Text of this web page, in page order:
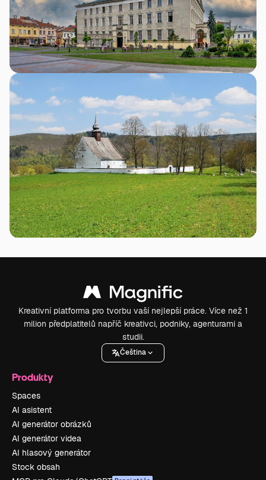
Kreativní platforma pro tvorbu vaší nejlepší práce. Více než 1
milion předplatitelů napříč kreativci, podniky, agenturami a
studii.
Čeština
Produkty
Spaces
AI asistent
AI generátor obrázků
AI generátor videa
AI hlasový generátor
Stock obsah